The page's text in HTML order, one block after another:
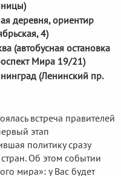
деревня, ориентир
4)
(автобусная остановка
Мира 19/21)
(Ленинский пр.
встреча правителей
этап
политику сразу
Об этом событии
мира»: у Вас будет